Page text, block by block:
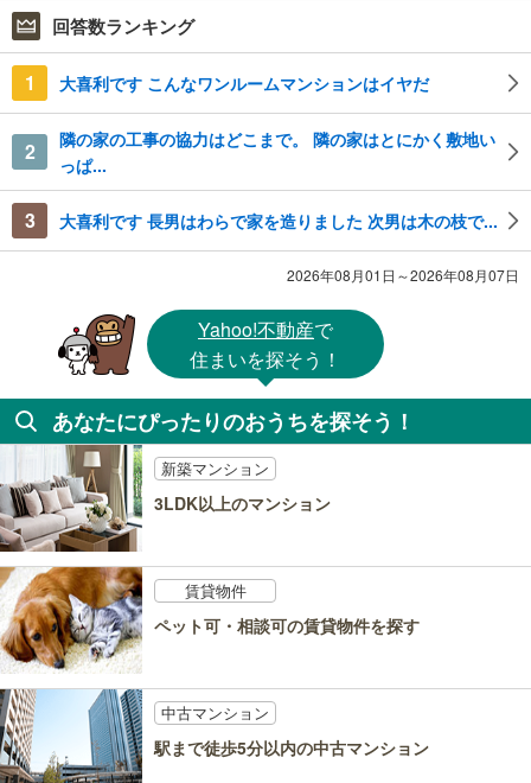
回答数ランキング
1 大喜利です こんなワンルームマンションはイヤだ
2
隣の家の工事の協力はどこまで。 隣の家はとにかく敷地い
っぱ...
3 大喜利です 長男はわらで家を造りました 次男は木の枝で...
2026年08月01日～2026年08月07日
Yahoo!不動産で
住まいを探そう！
あなたにぴったりのおうちを探そう！
新築マンション
3LDK以上のマンション
賃貸物件
ペット可・相談可の賃貸物件を探す
中古マンション
駅まで徒歩5分以内の中古マンション